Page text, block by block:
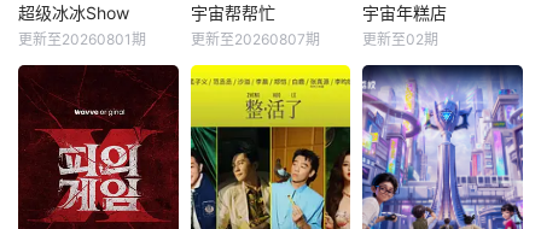
超级冰冰Show
更新至20260801期
宇宙帮帮忙
更新至20260807期
宇宙年糕店
更新至02期